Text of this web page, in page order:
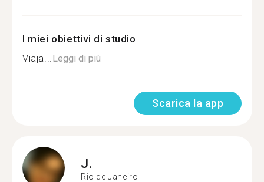
I miei obiettivi di studio
Viaja... Leggi di più
Scarica la app
J.
Rio de Janeiro